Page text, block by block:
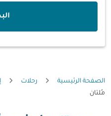
الصفحة الرئيسية رحلات
مُلتان